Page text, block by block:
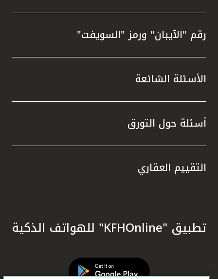
رقم "الآيبان" ورمز "السويفت"
الأسئلة الشائعة
أسئلة حول التورق
التقييم العقاري
تطبيق "KFHOnline" للهواتف الذكية